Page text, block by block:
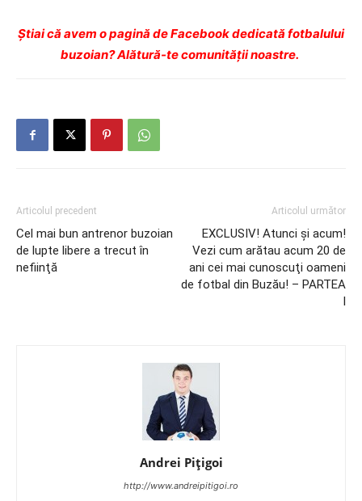
Ştiai că avem o pagină de Facebook dedicată fotbalului
buzoian? Alătură-te comunității noastre.
Articolul precedent
Cel mai bun antrenor buzoian
de lupte libere a trecut în
nefiinţă
Articolul următor
EXCLUSIV! Atunci şi acum!
Vezi cum arătau acum 20 de
ani cei mai cunoscuţi oameni
de fotbal din Buzău! – PARTEA
I
Andrei Pițigoi
http://www.andreipitigoi.ro